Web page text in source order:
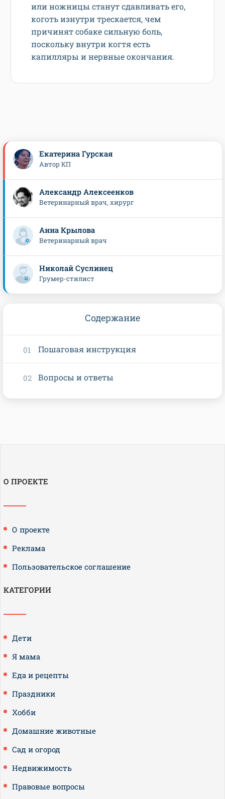
или ножницы станут сдавливать его,
коготь изнутри трескается, чем
причинят собаке сильную боль,
поскольку внутри когтя есть
капилляры и нервные окончания.
Екатерина Гурская
Автор КП
Александр Алексеенков
Ветеринарный врач, хирург
Анна Крылова
Ветеринарный врач
Николай Суслинец
Грумер-стилист
Содержание
Пошаговая инструкция
Вопросы и ответы
О ПРОЕКТЕ
О проекте
Реклама
Пользовательское соглашение
КАТЕГОРИИ
Дети
Я мама
Еда и рецепты
Праздники
Хобби
Домашние животные
Сад и огород
Недвижимость
Правовые вопросы